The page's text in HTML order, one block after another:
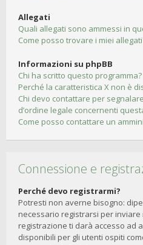
Allegati
Quali allegati sono ammessi in
Come posso trovare i miei
Informazioni su phpBB
Chi ha scritto questo programma?
Perché la caratteristica X non è
Chi devo contattare per
d’ordine legale concernenti
Come posso contattare un
Connessione e
Perché devo registrarmi?
Potresti non averne bisogno:
necessario registrarsi per inviare
registrazione ti darà accesso ad
disponibili per gli utenti ospiti